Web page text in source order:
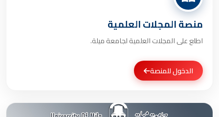
منصة المجلات العلمية
اطلع على المجلات العلمية لجامعة ميلة.
الدخول للمنصة